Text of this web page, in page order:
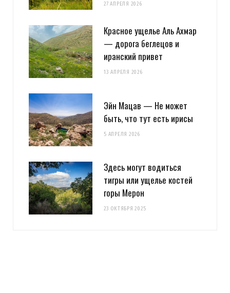
27 АПРЕЛЯ 2026
Красное ущелье Аль Ахмар
— дорога беглецов и
иранский привет
13 АПРЕЛЯ 2026
Эйн Мацав — Не может
быть, что тут есть ирисы
5 АПРЕЛЯ 2026
Здесь могут водиться
тигры или ущелье костей
горы Мерон
23 ОКТЯБРЯ 2025